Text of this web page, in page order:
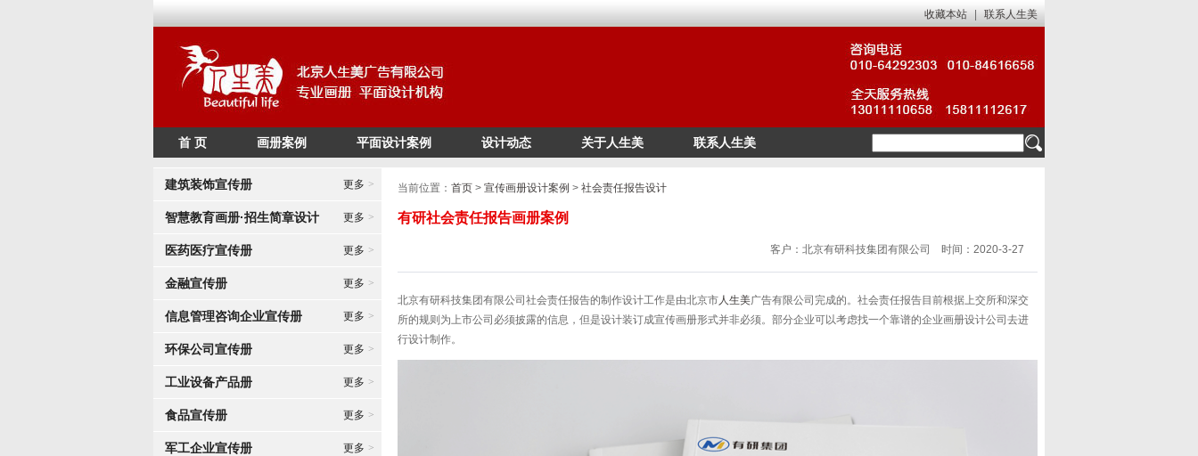
联系人生美
收藏本站
/* */
首 页 画册案例 平面设计案例 设计动态 关于人生美 联系人生美
建筑装饰宣传册 更多 >
智慧教育画册·招生简章设计 更多 >
医药医疗宣传册 更多 >
金融宣传册 更多 >
信息管理咨询企业宣传册 更多 >
环保公司宣传册 更多 >
工业设备产品册 更多 >
食品宣传册 更多 >
军工企业宣传册 更多 >
当前位置： 首页 > 宣传画册设计案例 > 社会责任报告设计
有研社会责任报告画册案例
客户：北京有研科技集团有限公司 时间：2020-3-27
北京有研科技集团有限公司社会责任报告的制作设计工作是由北京市人生美广告有限公司完成的。社会责任报告目前根据上交所和深交
所的规则为上市公司必须披露的信息，但是设计装订成宣传画册形式并非必须。部分企业可以考虑找一个靠谱的企业画册设计公司去进
行设计制作。